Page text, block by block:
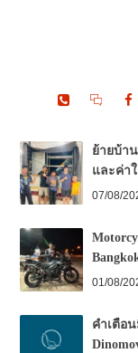
RECENT POSTS
ย้ายบ้า
และค่า
07/08/
01/08/
คำเตือน